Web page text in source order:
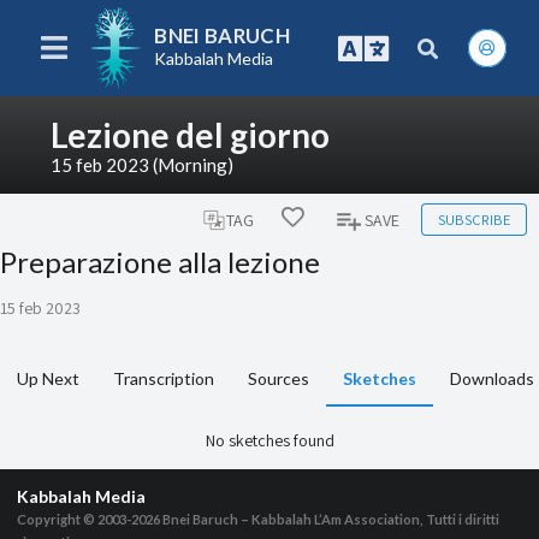
BNEI BARUCH
Kabbalah Media
Lezione del giorno
15 feb 2023 (Morning)
TAG SAVE SUBSCRIBE
Preparazione alla lezione
15 feb 2023
Up Next Transcription Sources Sketches Downloads
No sketches found
Kabbalah Media
Copyright © 2003-2026Bnei Baruch – Kabbalah L’Am Association, Tutti i diritti